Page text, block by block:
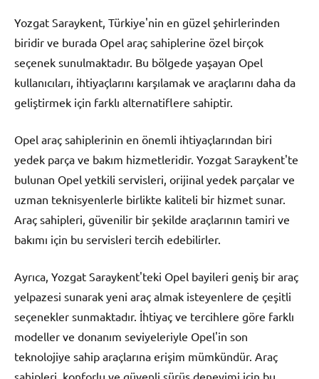
Yozgat Saraykent, Türkiye'nin en güzel şehirlerinden
biridir ve burada Opel araç sahiplerine özel birçok
seçenek sunulmaktadır. Bu bölgede yaşayan Opel
kullanıcıları, ihtiyaçlarını karşılamak ve araçlarını daha da
geliştirmek için farklı alternatiflere sahiptir.
Opel araç sahiplerinin en önemli ihtiyaçlarından biri
yedek parça ve bakım hizmetleridir. Yozgat Saraykent'te
bulunan Opel yetkili servisleri, orijinal yedek parçalar ve
uzman teknisyenlerle birlikte kaliteli bir hizmet sunar.
Araç sahipleri, güvenilir bir şekilde araçlarının tamiri ve
bakımı için bu servisleri tercih edebilirler.
Ayrıca, Yozgat Saraykent'teki Opel bayileri geniş bir araç
yelpazesi sunarak yeni araç almak isteyenlere de çeşitli
seçenekler sunmaktadır. İhtiyaç ve tercihlere göre farklı
modeller ve donanım seviyeleriyle Opel'in son
teknolojiye sahip araçlarına erişim mümkündür. Araç